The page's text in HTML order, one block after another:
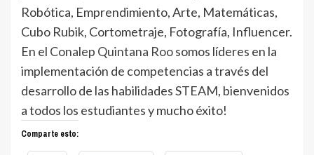
Robótica, Emprendimiento, Arte, Matemáticas,
Cubo Rubik, Cortometraje, Fotografía, Influencer.
En el Conalep Quintana Roosomos líderes en la
implementación de competencias a través del
desarrollo de las habilidades STEAM, bienvenidos
a todos los estudiantes y mucho éxito!
Comparte esto: